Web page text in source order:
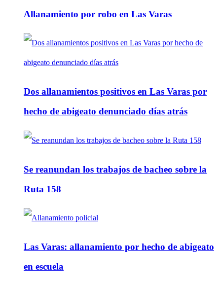
Allanamiento por robo en Las Varas
Dos allanamientos positivos en Las Varas por
hecho de abigeato denunciado días atrás
Se reanundan los trabajos de bacheo sobre la
Ruta 158
Las Varas: allanamiento por hecho de abigeato
en escuela